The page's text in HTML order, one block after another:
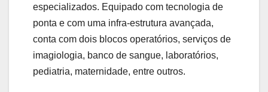
especializados. Equipado com tecnologia de
ponta e com uma infra-estrutura avançada,
conta com dois blocos operatórios, serviços de
imagiologia, banco de sangue, laboratórios,
pediatria, maternidade, entre outros.